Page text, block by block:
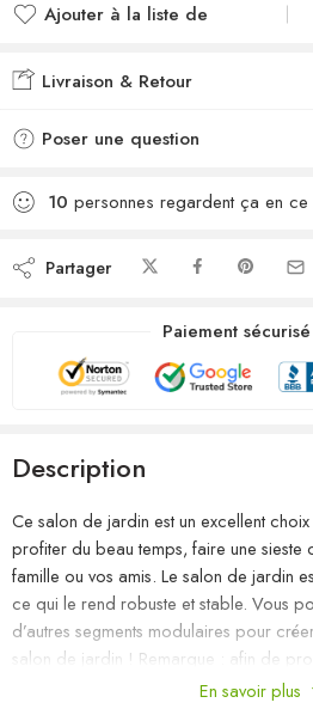
Ajouter à la liste de
Ajouté à la liste de
Livraison & Retour
Poser une question
10 personnes regardent ça en ce
Partager
Paiement
Description
Ce salon de jardin est un excellent
profiter du beau temps, faire une sieste
famille ou vos amis. Le salon de jardin
ce qui le rend robuste et stable. Vous
d’autres segments modulaires pour
salon de jardin ! Remarque : afin de
meubles d’extérieur, nous vousEn savoir plus